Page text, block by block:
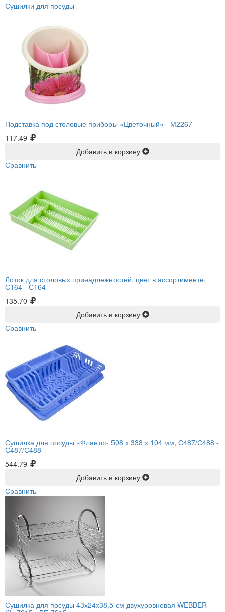
Сушилки для посуды
Подставка под столовые приборы «Цветочный» - М2267
117.49
Добавить в корзину
Сравнить
Лоток для столовых принадлежностей, цвет в ассортименте,
С164 - С164
135.70
Добавить в корзину
Сравнить
Сушилка для посуды «Фланто» 508 х 338 х 104 мм, С487/С488 -
С487/С488
544.79
Добавить в корзину
Сравнить
Сушилка для посуды 43х24х38,5 см двухуровневая WEBBER